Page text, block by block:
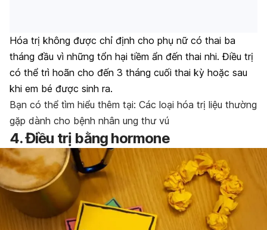
Hóa trị không được chỉ định cho phụ nữ có thai ba
tháng đầu vì những tổn hại tiềm ẩn đến thai nhi. Điều trị
có thể trì hoãn cho đến 3 tháng cuối thai kỳ hoặc sau
khi em bé được sinh ra.
Bạn có thể tìm hiểu thêm tại: Các loại hóa trị liệu thường
gặp dành cho bệnh nhân ung thư vú
4. Điều trị bằng hormone